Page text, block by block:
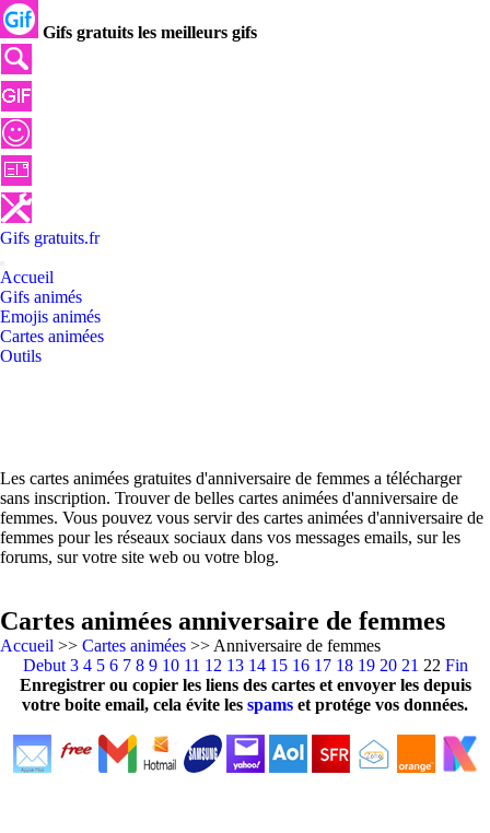
Gifs gratuits les meilleurs gifs
Gifs gratuits.fr
Accueil
Gifs animés
Emojis animés
Cartes animées
Outils
Les cartes animées gratuites d'anniversaire de femmes a télécharger
sans inscription. Trouver de belles cartes animées d'anniversaire de
femmes. Vous pouvez vous servir des cartes animées d'anniversaire de
femmes pour les réseaux sociaux dans vos messages emails, sur les
forums, sur votre site web ou votre blog.
Cartes animées anniversaire de femmes
Accueil >> Cartes animées >> Anniversaire de femmes
Debut 3 4 5 6 7 8 9 10 11 12 13 14 15 16 17 18 19 20 21 22 Fin
Enregistrer ou copier les liens des cartes et envoyer les depuis
votre boite email, cela évite les spams et protége vos données.